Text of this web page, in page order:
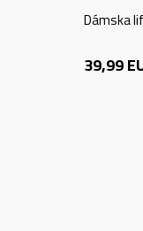
Dámska
39,99